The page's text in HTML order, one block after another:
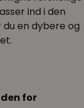
ind i den
en dybere og
for